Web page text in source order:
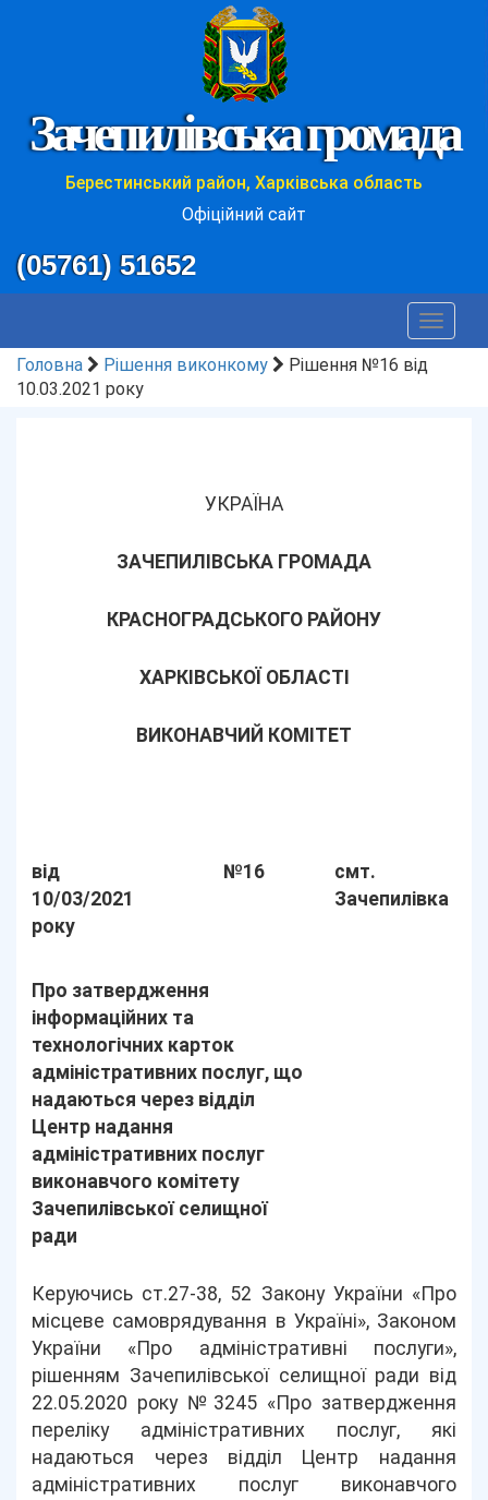
Зачепилівська громада
Берестинський район, Харківська область
Офіційний сайт
(05761) 51652
Toggle
Головна
Рішення виконкому
Рішення №16 від
10.03.2021 року
УКРАЇНА
ЗАЧЕПИЛІВСЬКА ГРОМАДА
КРАСНОГРАДСЬКОГО РАЙОНУ
ХАРКІВСЬКОЇ ОБЛАСТІ
ВИКОНАВЧИЙ КОМІТЕТ
від
10/03/2021
року
№16
смт.
Зачепилівка
Про затвердження
інформаційних та
технологічних карток
адміністративних послуг, що
надаються через відділ
Центр надання
адміністративних послуг
виконавчого комітету
Зачепилівської селищної
ради
Керуючись ст.27-38, 52 Закону України «Про
місцеве самоврядування в Україні», Законом
України «Про адміністративні послуги»,
рішенням Зачепилівської селищної ради від
22.05.2020 року №3245 «Про затвердження
переліку адміністративних послуг, які
надаються через відділ Центр надання
адміністративних послуг виконавчого